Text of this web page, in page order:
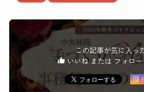
この記事が気に入っ
いいね または フォロー